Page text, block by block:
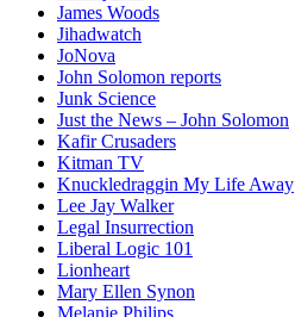
James Woods
Jihadwatch
JoNova
John Solomon reports
Junk Science
Just the News – John Solomon
Kafir Crusaders
Kitman TV
Knuckledraggin My Life Away
Lee Jay Walker
Legal Insurrection
Liberal Logic 101
Lionheart
Mary Ellen Synon